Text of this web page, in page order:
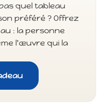
quel tableau
préféré ? Offrez
: la personne
l'œuvre qui la